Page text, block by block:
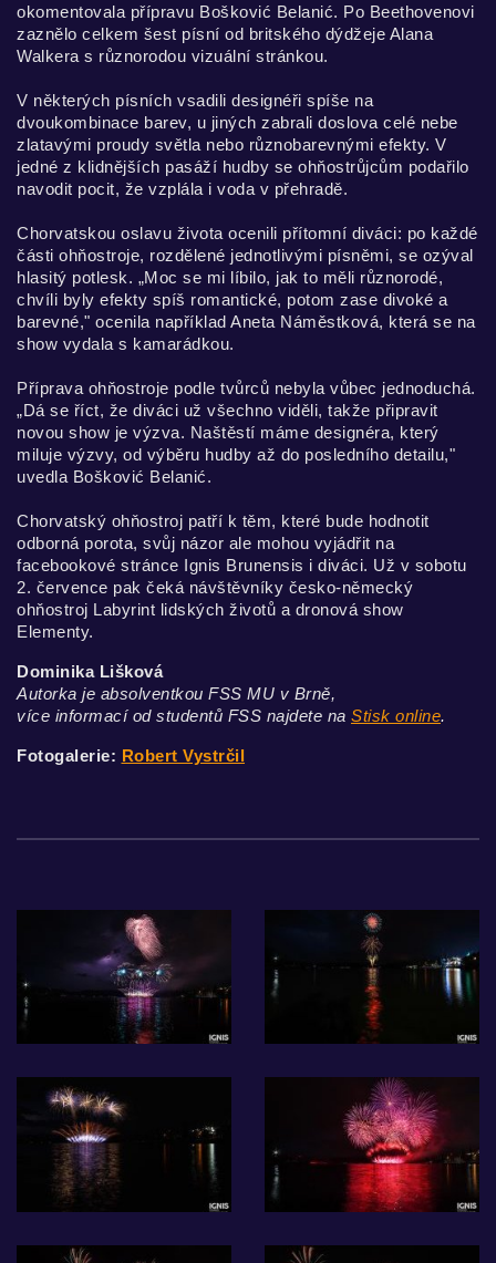
okomentovala přípravu Bošković Belanić. Po Beethovenovi
zaznělo celkem šest písní od britského dýdžeje Alana
Walkera s různorodou vizuální stránkou.
V některých písních vsadili designéři spíše na
dvoukombinace barev, u jiných zabrali doslova celé nebe
zlatavými proudy světla nebo různobarevnými efekty. V
jedné z klidnějších pasáží hudby se ohňostrůjcům podařilo
navodit pocit, že vzplála i voda v přehradě.
Chorvatskou oslavu života ocenili přítomní diváci: po každé
části ohňostroje, rozdělené jednotlivými písněmi, se ozýval
hlasitý potlesk. „Moc se mi líbilo, jak to měli různorodé,
chvíli byly efekty spíš romantické, potom zase divoké a
barevné," ocenila například Aneta Náměstková, která se na
show vydala s kamarádkou.
Příprava ohňostroje podle tvůrců nebyla vůbec jednoduchá.
„Dá se říct, že diváci už všechno viděli, takže připravit
novou show je výzva. Naštěstí máme designéra, který
miluje výzvy, od výběru hudby až do posledního detailu,"
uvedla Bošković Belanić.
Chorvatský ohňostroj patří k těm, které bude hodnotit
odborná porota, svůj názor ale mohou vyjádřit na
facebookové stránce Ignis Brunensis i diváci. Už v sobotu
2. července pak čeká návštěvníky česko-německý
ohňostroj Labyrint lidských životů a dronová show
Elementy.
Dominika Lišková
Autorka je absolventkou FSS MU v Brně,
více informací od studentů FSS najdete na Stisk online.
Fotogalerie: Robert Vystrčil